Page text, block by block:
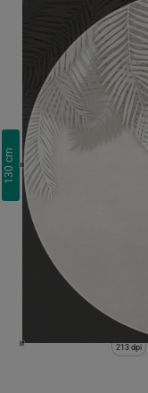
130
cm
213 dpi